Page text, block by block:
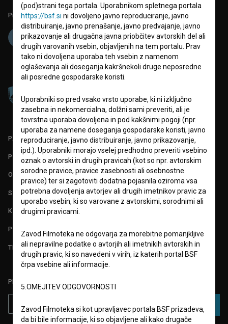
Projekt sofinancira:
PARTNERJI
POGOJI UPORABE
O PROJEKTU
STATISTIKA
KONTAKT
POGOSTA VPRAŠANJA
TEST FUNKCIONALNOSTI
PRIJAVITE SE NA BSF NOVIČNIK:
PRIJAVA
(pod)strani tega portala. Uporabnikom spletnega portala
https://bsf.si ni dovoljeno javno reproduciranje, javno
distribuiranje, javno prenašanje, javno predvajanje, javno
prikazovanje ali drugačna javna priobčitev avtorskih del ali
drugih varovanih vsebin, objavljenih na tem portalu. Prav
tako ni dovoljena uporaba teh vsebin z namenom
oglaševanja ali doseganja kakršnekoli druge neposredne
ali posredne gospodarske koristi.
Uporabniki so pred vsako vrsto uporabe, ki ni izključno
zasebna in nekomercialna, dolžni sami preveriti, ali je
tovrstna uporaba dovoljena in pod kakšnimi pogoji (npr.
uporaba za namene doseganja gospodarske koristi, javno
reproduciranje, javno distribuiranje, javno prikazovanje,
ipd.). Uporabniki morajo vselej predhodno preveriti vsebino
oznak o avtorski in drugih pravicah (kot so npr. avtorskim
sorodne pravice, pravice zasebnosti ali osebnostne
pravice) ter si zagotoviti dodatna pojasnila oziroma vsa
potrebna dovoljenja avtorjev ali drugih imetnikov pravic za
uporabo vsebin, ki so varovane z avtorskimi, sorodnimi ali
drugimi pravicami.
Zavod Filmoteka ne odgovarja za morebitne pomanjkljive
ali nepravilne podatke o avtorjih ali imetnikih avtorskih in
drugih pravic, ki so navedeni v virih, iz katerih portal BSF
črpa vsebine ali informacije.
5.OMEJITEV ODGOVORNOSTI
Zavod Filmoteka si kot upravljavec portala BSF prizadeva,
da bi bile informacije, ki so objavljene ali kako drugače